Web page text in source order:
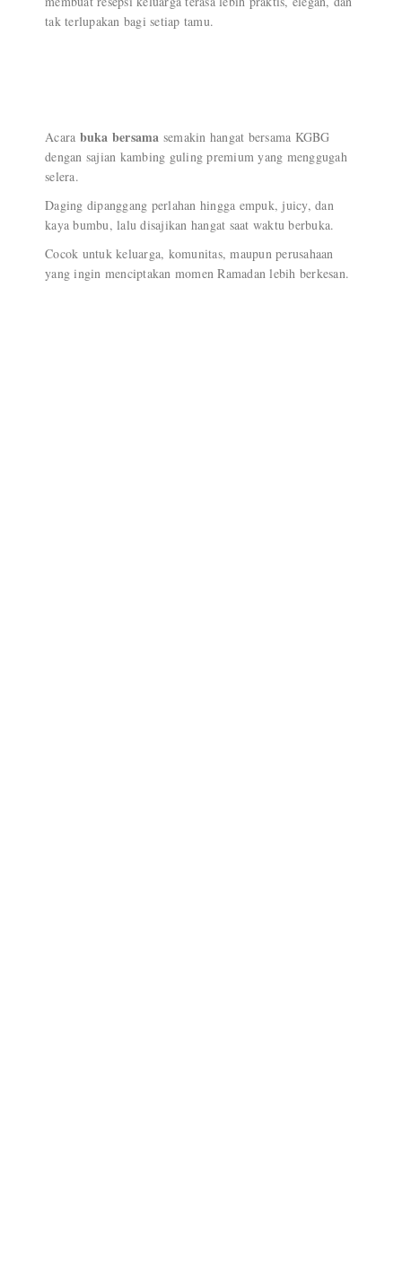
tak terlupakan bagi setiap tamu.
Acara buka bersama semakin hangat bersama KGBG
dengan sajian kambing guling premium yang menggugah
selera.
Daging dipanggang perlahan hingga empuk, juicy, dan
kaya bumbu, lalu disajikan hangat saat waktu berbuka.
Cocok untuk keluarga, komunitas, maupun perusahaan
yang ingin menciptakan momen Ramadan lebih berkesan.